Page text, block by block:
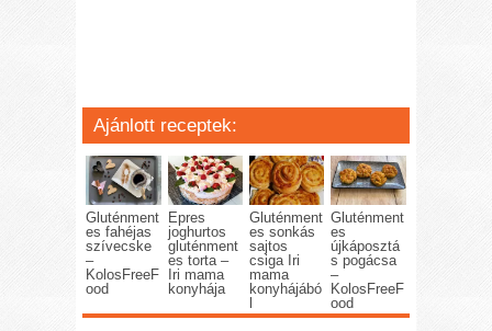
Ajánlott receptek:
Gluténment
es fahéjas
szívecske
–
KolosFreeF
ood
Epres
joghurtos
gluténment
es torta –
Iri mama
konyhája
Gluténment
es sonkás
sajtos
csiga Iri
mama
konyhájábó
Gluténment
es
újkáposztá
s pogácsa
–
KolosFreeF
ood